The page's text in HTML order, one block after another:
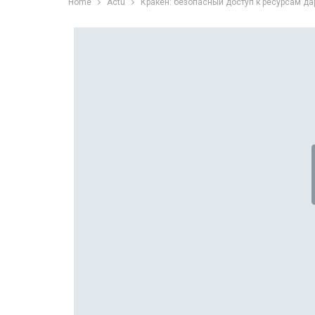
Home Actu Кракен: безопасный доступ к ресурсам